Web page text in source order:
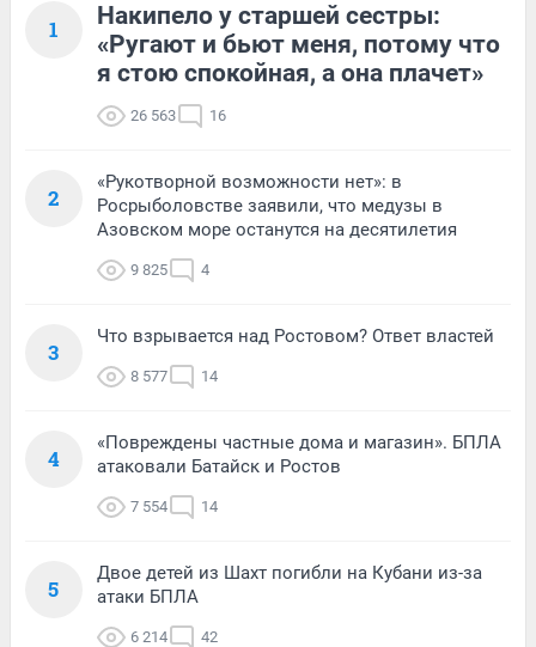
1
Накипело у старшей сестры:
«Ругают и бьют меня, потому что
я стою спокойная, а она плачет»
26 563 16
2
«Рукотворной возможности нет»: в
Росрыболовстве заявили, что медузы в
Азовском море останутся на десятилетия
9 825 4
3
Что взрывается над Ростовом? Ответ властей
8 577 14
4
«Повреждены частные дома и магазин». БПЛА
атаковали Батайск и Ростов
7 554 14
5
Двое детей из Шахт погибли на Кубани из-за
атаки БПЛА
6 214 42